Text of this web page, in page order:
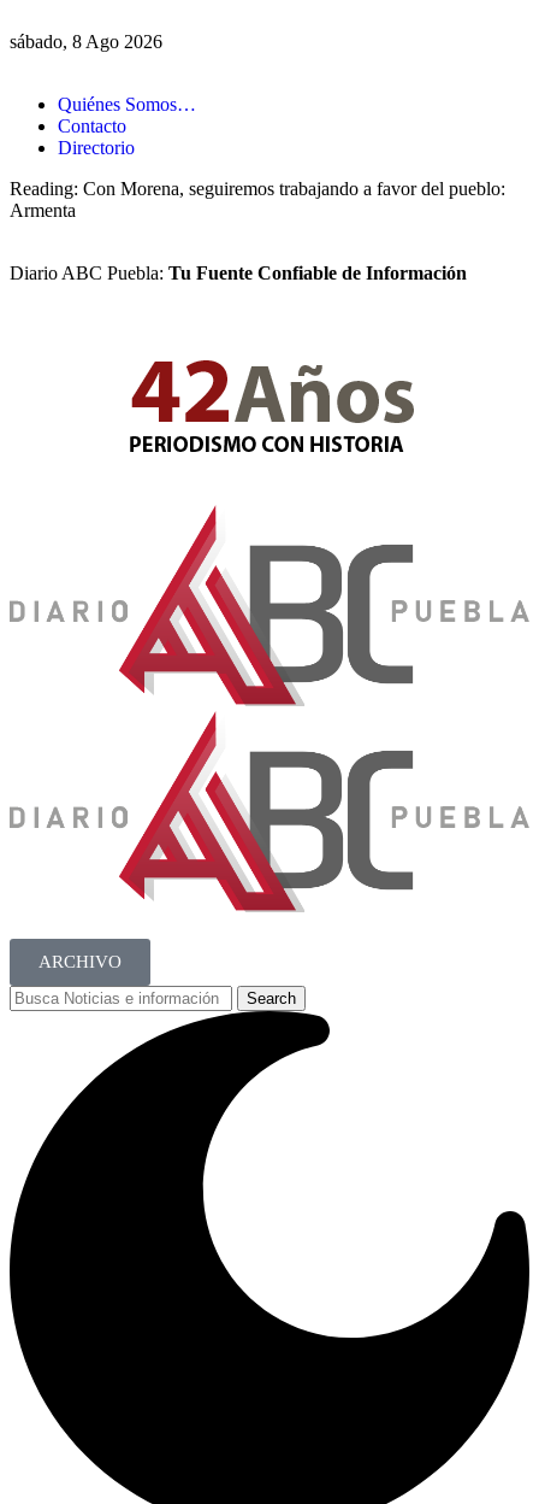
sábado, 8 Ago 2026
Quiénes Somos…
Contacto
Directorio
Reading: Con Morena, seguiremos trabajando a favor del pueblo:
Armenta
Diario ABC Puebla: Tu Fuente Confiable de Información
ARCHIVO